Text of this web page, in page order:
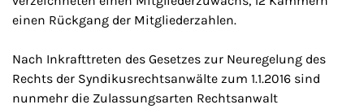
einen Rückgang der Mitgliederzahlen.
Nach Inkrafttreten des Gesetzes zur Neuregelung des
Rechts der Syndikusrechtsanwälte zum 1.1.2016 sind
nunmehr die Zulassungsarten Rechtsanwalt